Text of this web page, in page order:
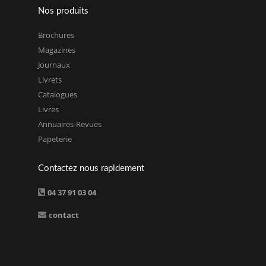
Nos produits
Brochures
Magazines
Journaux
Livrets
Catalogues
Livres
Annuaires-Revues
Papeterie
Contactez nous rapidement
04 37 91 03 04
contact